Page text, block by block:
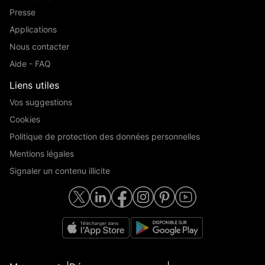
Presse
Applications
Nous contacter
Aide - FAQ
Liens utiles
Vos suggestions
Cookies
Politique de protection des données personnelles
Mentions légales
Signaler un contenu illicite